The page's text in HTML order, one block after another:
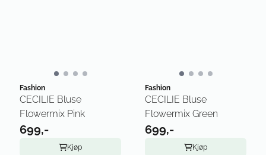
Fashion
CECILIE Bluse
Flowermix Pink
699,-
Kjøp
Fashion
CECILIE Bluse
Flowermix Green
699,-
Kjøp